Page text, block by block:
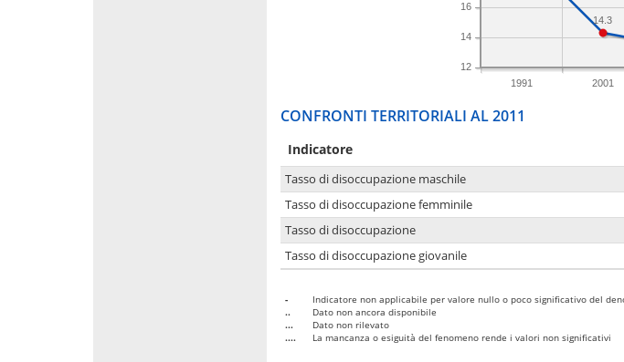
1991 2001
12
14
16
14.3
CONFRONTI TERRITORIALI AL 2011
Indicatore
Tasso di disoccupazione maschile
Tasso di disoccupazione femminile
Tasso di disoccupazione
Tasso di disoccupazione giovanile
-
Indicatore non applicabile per valore nullo o poco significativo del
..
Dato non ancora disponibile
...
Dato non rilevato
....
La mancanza o esiguità del fenomeno rende i valori non significativi